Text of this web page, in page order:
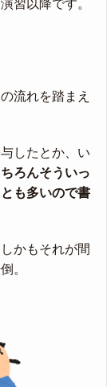
習以降です。
流れを踏まえ
したとか、い
ちろんそういっ
も多いので書
かもそれが間
。